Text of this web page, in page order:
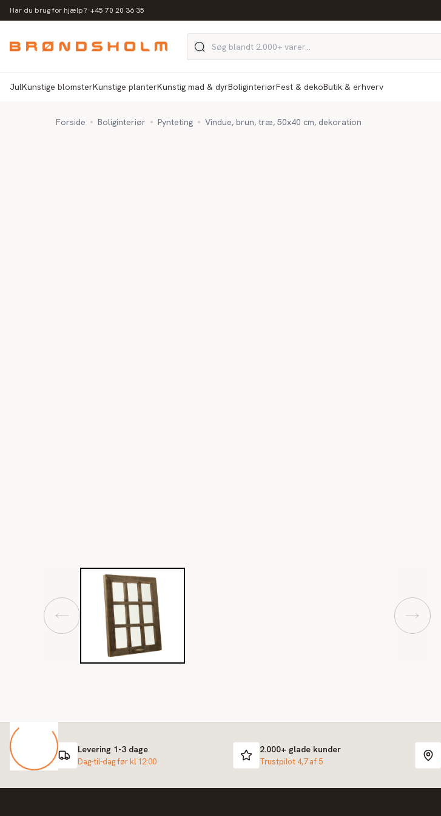
Har du brug for hjælp?·+45 70 20 36 35
JulKunstige blomsterKunstige planterKunstig mad & dyrBoliginteriørFest & dekoButik & erhverv
Forside Boliginteriør Pynteting Vindue, brun, træ, 50x40 cm, dekoration
Levering 1-3 dage
Dag-til-dag før kl 12:00
2.000+ glade kunder
Trustpilot 4,7 af 5